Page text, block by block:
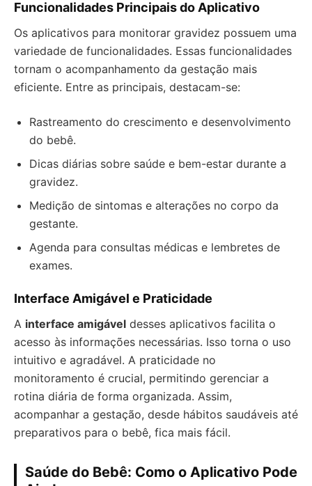
Funcionalidades Principais do Aplicativo
Os aplicativos para monitorar gravidez possuem uma
variedade de funcionalidades. Essas funcionalidades
tornam o acompanhamento da gestação mais
eficiente. Entre as principais, destacam-se:
Rastreamento do crescimento e desenvolvimento
do bebê.
Dicas diárias sobre saúde e bem-estar durante a
gravidez.
Medição de sintomas e alterações no corpo da
gestante.
Agenda para consultas médicas e lembretes de
exames.
Interface Amigável e Praticidade
A interface amigável desses aplicativos facilita o
acesso às informações necessárias. Isso torna o uso
intuitivo e agradável. A praticidade no
monitoramento é crucial, permitindo gerenciar a
rotina diária de forma organizada. Assim,
acompanhar a gestação, desde hábitos saudáveis até
preparativos para o bebê, fica mais fácil.
Saúde do Bebê: Como o Aplicativo Pode